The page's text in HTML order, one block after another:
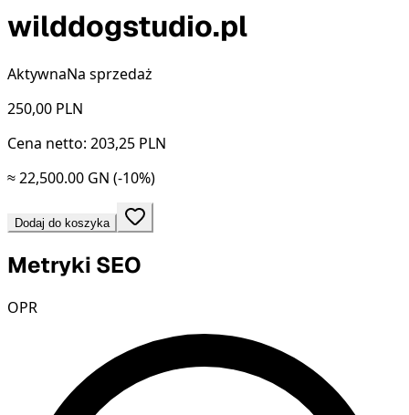
wilddogstudio.pl
AktywnaNa sprzedaż
250,00 PLN
Cena netto: 203,25 PLN
≈ 22,500.00 GN (-10%)
Dodaj do koszyka
Metryki SEO
OPR